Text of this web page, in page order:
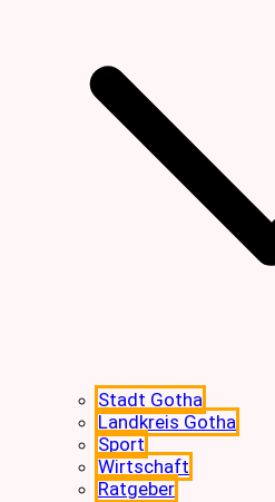
Stadt Gotha
Landkreis Gotha
Sport
Wirtschaft
Ratgeber